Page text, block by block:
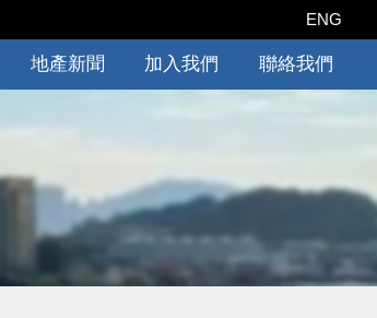
ENG
地產新聞 加入我們 聯絡我們